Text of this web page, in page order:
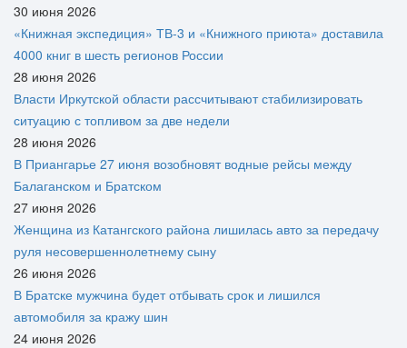
30 июня 2026
«Книжная экспедиция» ТВ-3 и «Книжного приюта» доставила
4000 книг в шесть регионов России
28 июня 2026
Власти Иркутской области рассчитывают стабилизировать
ситуацию с топливом за две недели
28 июня 2026
В Приангарье 27 июня возобновят водные рейсы между
Балаганском и Братском
27 июня 2026
Женщина из Катангского района лишилась авто за передачу
руля несовершеннолетнему сыну
26 июня 2026
В Братске мужчина будет отбывать срок и лишился
автомобиля за кражу шин
24 июня 2026